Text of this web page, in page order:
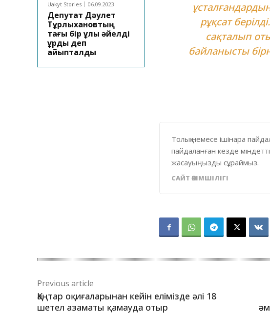
Uakyt Stories 06.09.2023
Депутат Дәулет
Тұрлыхановтың
тағы бір ұлы әйелді
ұрды деп
айыпталды
рұқсат
сақталып
байланысты
Толық немесе ішінара
пайдаланған кезде
жасауыңызды сұраймыз.
САЙТ ӘКІМШІЛІГІ
Previous article
Қаңтар оқиғаларынан кейін елімізде әлі 18
шетел азаматы қамауда отыр